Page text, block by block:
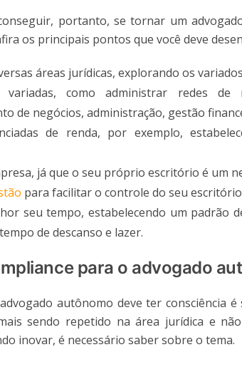
portanto, se tornar um
os principais pontos que você deve
áreas jurídicas, explorando os
variadas, como administrar redes de
de negócios, administração, gestão
de renda, por exemplo,
já que o seu próprio escritório é um
para facilitar o controle do seu
seu tempo, estabelecendo um padrão
de descanso e lazer.
para o advogado
autônomo deve ter consciência é
sendo repetido na área jurídica e
inovar, é necessário saber sobre o tema.